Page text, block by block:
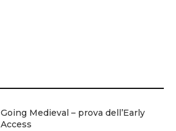
Going Medieval – prova dell’Early
Access